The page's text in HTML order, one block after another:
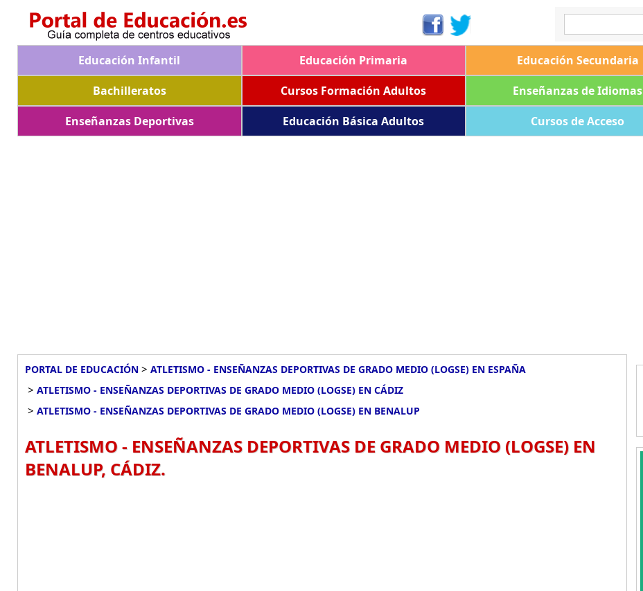
Educación Infantil Educación Primaria Educación Secundaria
Bachilleratos
Cursos Formación Adultos Enseñanzas de Idiomas
Enseñanzas Deportivas
Educación Básica Adultos Cursos de Acceso
PORTAL DE EDUCACIÓN > ATLETISMO - ENSEÑANZAS DEPORTIVAS DE GRADO MEDIO (LOGSE) EN ESPAÑA
> ATLETISMO - ENSEÑANZAS DEPORTIVAS DE GRADO MEDIO (LOGSE) EN CÁDIZ
> ATLETISMO - ENSEÑANZAS DEPORTIVAS DE GRADO MEDIO (LOGSE) EN BENALUP
ATLETISMO - ENSEÑANZAS DEPORTIVAS DE GRADO MEDIO (LOGSE) EN
BENALUP, CÁDIZ.